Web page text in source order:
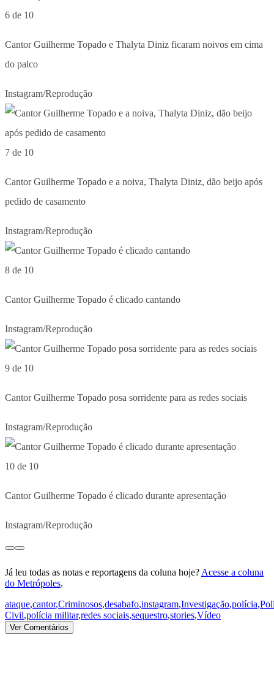
6 de 10
Cantor Guilherme Topado e Thalyta Diniz ficaram noivos em cima
do palco
Instagram/Reprodução
7 de 10
Cantor Guilherme Topado e a noiva, Thalyta Diniz, dão beijo após
pedido de casamento
Instagram/Reprodução
8 de 10
Cantor Guilherme Topado é clicado cantando
Instagram/Reprodução
9 de 10
Cantor Guilherme Topado posa sorridente para as redes sociais
Instagram/Reprodução
10 de 10
Cantor Guilherme Topado é clicado durante apresentação
Instagram/Reprodução
Já leu todas as notas e reportagens da coluna hoje? Acesse a coluna
do Metrópoles.
ataque,cantor,Criminosos,desabafo,instagram,Investigação,polícia,
Civil,polícia militar,redes sociais,sequestro,stories,Vídeo
Ver Comentários